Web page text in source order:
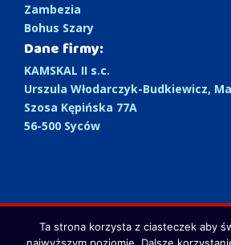
Zambezia
Bohus Szary
Dane firmy:
KAMSKAL II s.c.
Urszula Włodarczyk-Budkiewicz,
Szosa Kępińska 77A
56-500 Syców
Copyright 2026 Kamskal. Strona
Ta strona korzysta z ciasteczek aby